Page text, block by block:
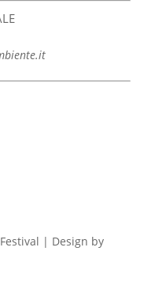
| Design by